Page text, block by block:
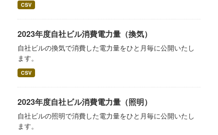
CSV
2023年度自社ビル消費電力量（換気）
自社ビルの換気で消費した電力量をひと月毎に公開いたし
ます。
CSV
2023年度自社ビル消費電力量（照明）
自社ビルの照明で消費した電力量をひと月毎に公開いたし
ます。